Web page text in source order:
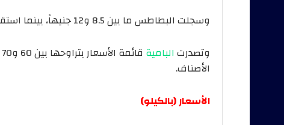
وسجلت البطاطس ما بين 8.5 و12 جنيهاً، بينما استقر البصل الأبيض عند 10 جنيهات كحد أقصى.
وتصدرت البامية
الأصناف.
الأسعار (بالكيلو)